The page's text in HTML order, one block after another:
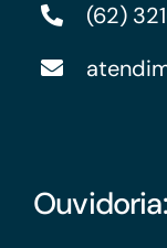
(62)
Ouvidoria: